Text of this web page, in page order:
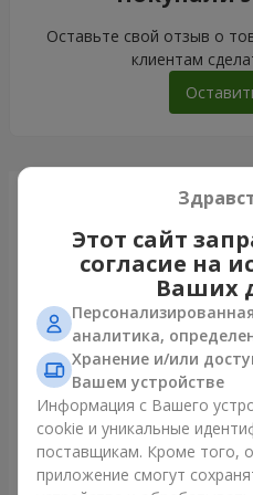
Оставьте свой отзыв о
клиентам
Только
Букет с
Этот сайт
согласие на
Ваших
аналитика,
Хранение и/или
Вашем устройстве
Информация с Вашего
cookie и уникальные
поставщикам. Кроме того,
приложение смогут